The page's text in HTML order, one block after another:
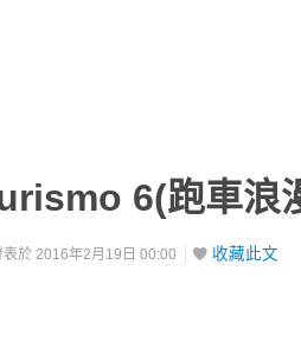
6(跑車浪
表於 2016年2月19日 00:00 收藏此文